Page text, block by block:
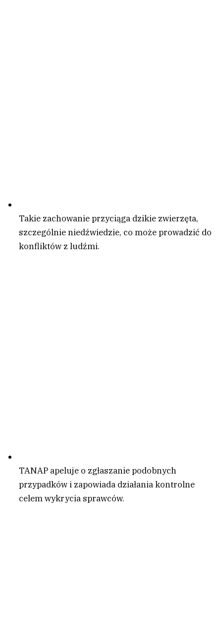
Takie zachowanie przyciąga dzikie zwierzęta,
szczególnie niedźwiedzie, co może prowadzić do
konfliktów z ludźmi.
TANAP apeluje o zgłaszanie podobnych
przypadków i zapowiada działania kontrolne
celem wykrycia sprawców.